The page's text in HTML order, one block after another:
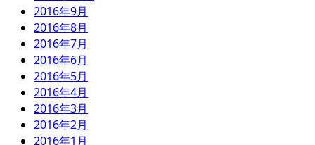
2016年9月
2016年8月
2016年7月
2016年6月
2016年5月
2016年4月
2016年3月
2016年2月
2016年1月